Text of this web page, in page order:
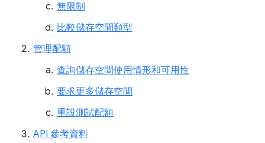
無限制
比較儲存空間類型
管理配額
查詢儲存空間使用情形和可用性
要求更多儲存空間
重設測試配額
API 參考資料